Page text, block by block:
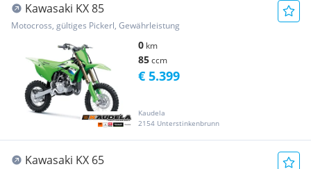
Kawasaki KX 85
Motocross, gültiges Pickerl, Gewährleistung
0 km
85ccm
Kaudela
2154 Unterstinkenbrunn
€ 5.399
Kawasaki KX 65